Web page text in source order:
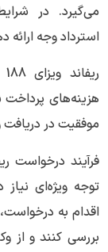
می‌گیرد. در
استرداد وجه ارائه
موفقیت در
فرآیند درخواست
توجه ویژه‌ای
اقدام به
بررسی کنند و از